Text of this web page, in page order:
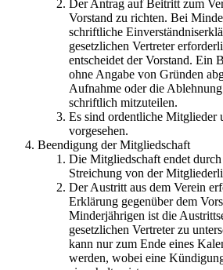
Der Antrag auf Beitritt zum
Vorstand zu richten. Bei
schriftliche
gesetzlichen Vertreter
entscheidet der Vorstand. Ein
ohne Angabe von Gründen
Aufnahme oder die
schriftlich mitzuteilen.
Es sind ordentliche Mitglieder
vorgesehen.
Beendigung der Mitgliedschaft
Die Mitgliedschaft endet
Streichung von der
Der Austritt aus dem Verein
Erklärung gegenüber dem
Minderjährigen ist die
gesetzlichen Vertreter zu
kann nur zum Ende eines
werden, wobei eine